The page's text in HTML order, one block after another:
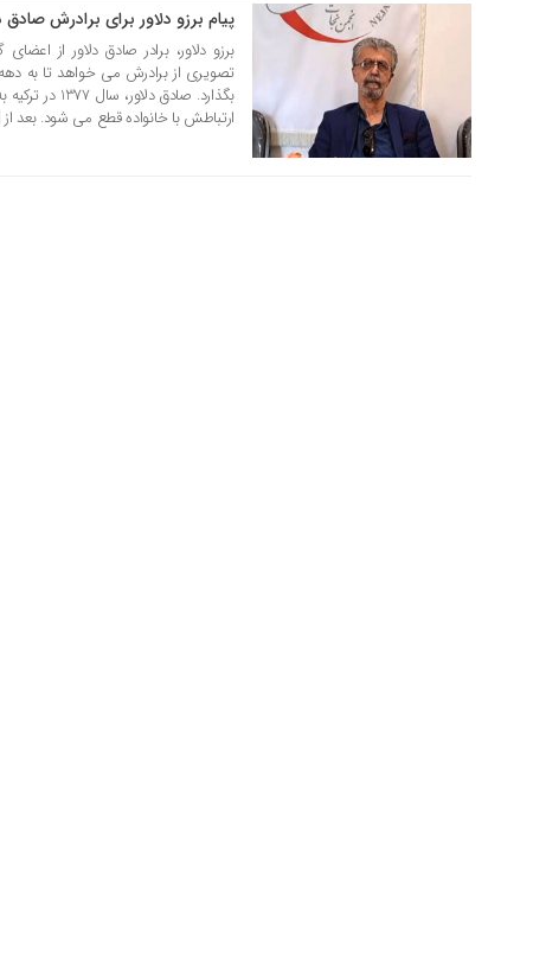
پیام برزو دلاور برای برادرش
برزو دلاور، برادر صادق دلاور از
تصویری از برادرش می خواهد تا به
بگذارد. صادق
ارتباطش با خانواده قطع می شود. بعد از